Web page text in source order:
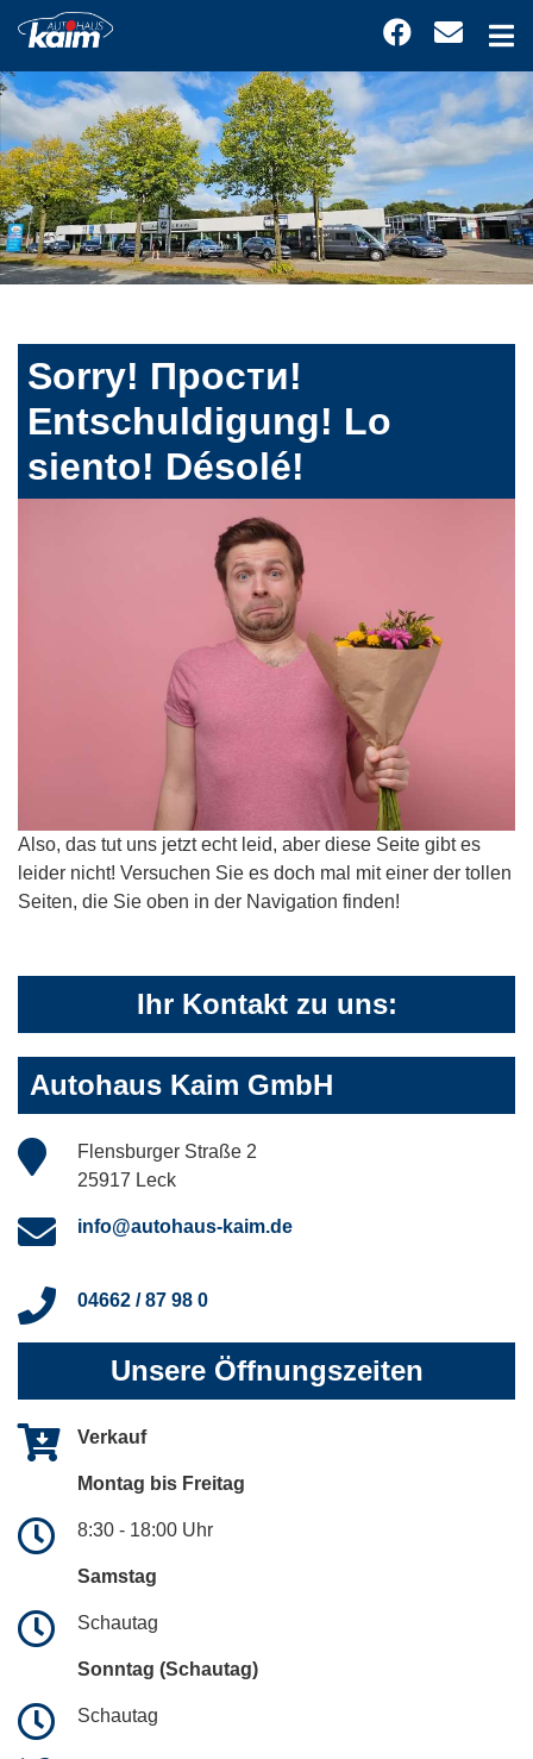
Sorry! Прости!
Entschuldigung! Lo
siento! Désolé!
Also, das tut uns jetzt echt leid, aber diese Seite gibt es
leider nicht! Versuchen Sie es doch mal mit einer der tollen
Seiten, die Sie oben in der Navigation finden!
Ihr Kontakt zu uns:
Autohaus Kaim GmbH
Flensburger Straße 2
25917 Leck
info@autohaus-kaim.de
04662 / 87 98 0
Unsere Öffnungszeiten
Verkauf
Montag bis Freitag
8:30 - 18:00 Uhr
Samstag
Schautag
Sonntag (Schautag)
Schautag